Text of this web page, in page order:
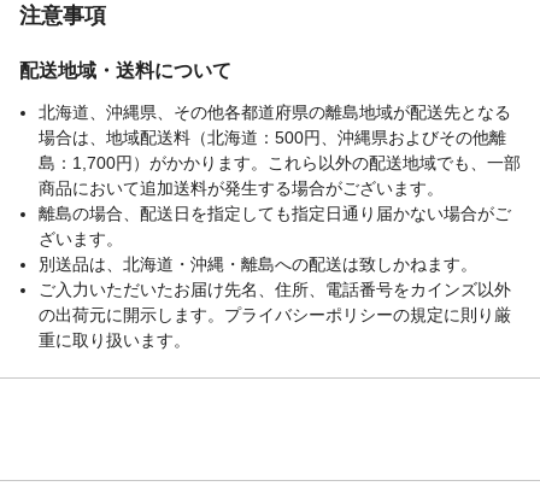
注意事項
配送地域・送料について
北海道、沖縄県、その他各都道府県の離島地域が配送先となる
場合は、地域配送料（北海道：500円、沖縄県およびその他離
島：1,700円）がかかります。これら以外の配送地域でも、一部
商品において追加送料が発生する場合がございます。
離島の場合、配送日を指定しても指定日通り届かない場合がご
ざいます。
別送品は、北海道・沖縄・離島への配送は致しかねます。
ご入力いただいたお届け先名、住所、電話番号をカインズ以外
の出荷元に開示します。プライバシーポリシーの規定に則り厳
重に取り扱います。